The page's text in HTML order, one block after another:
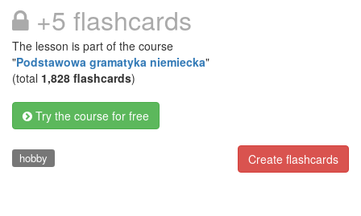
+5 flashcards
The lesson is part of the course
"Podstawowa gramatyka niemiecka"
(total 1,828 flashcards)
Try the course for free
Create flashcards
hobby